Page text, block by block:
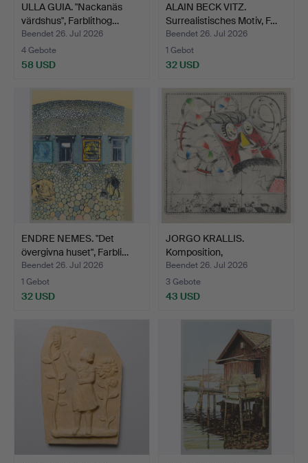
ULLA GUIA. "Nackanäs
värdshus", Farblithog…
Beendet 26. Jul 2026
4 Gebote
58 USD
ALAIN BECK VITZ.
Surrealistisches Motiv, F…
Beendet 26. Jul 2026
1 Gebot
32 USD
ENDRE NEMES. "Det
övergivna huset", Farbli…
Beendet 26. Jul 2026
1 Gebot
32 USD
JORGO KRALLIS.
Komposition,
Farblithografi…
Beendet 26. Jul 2026
3 Gebote
43 USD